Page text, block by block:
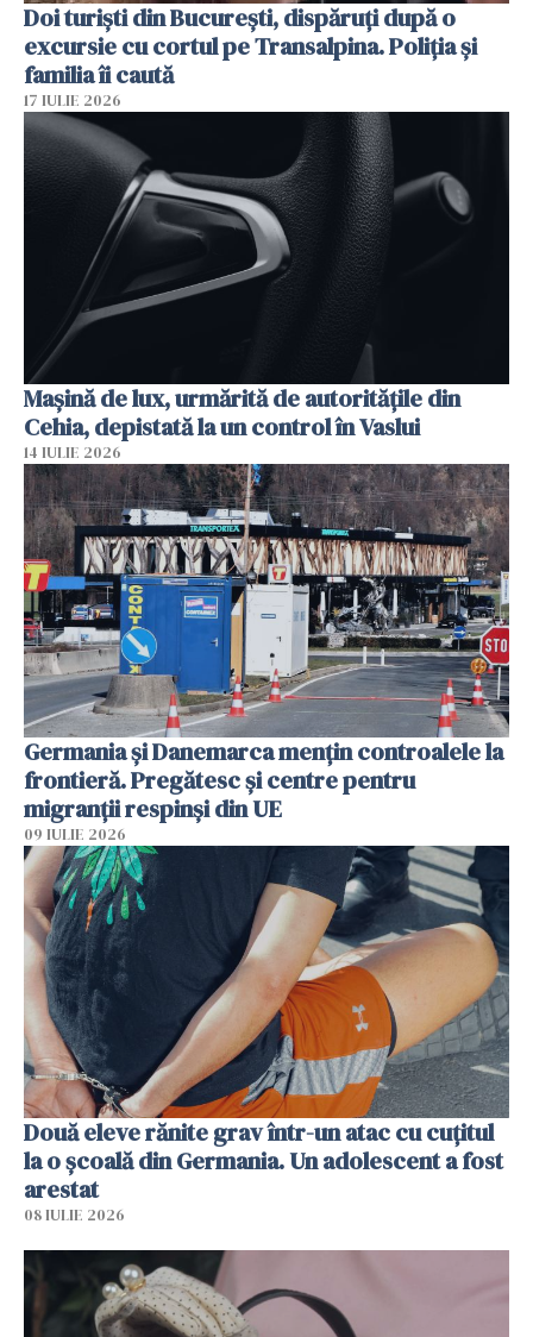
Doi turiști din București, dispăruți după o
excursie cu cortul pe Transalpina. Poliția și
familia îi caută
17 IULIE 2026
Mașină de lux, urmărită de autoritățile din
Cehia, depistată la un control în Vaslui
14 IULIE 2026
Germania și Danemarca mențin controalele la
frontieră. Pregătesc și centre pentru
migranții respinși din UE
09 IULIE 2026
Două eleve rănite grav într-un atac cu cuțitul
la o școală din Germania. Un adolescent a fost
arestat
08 IULIE 2026